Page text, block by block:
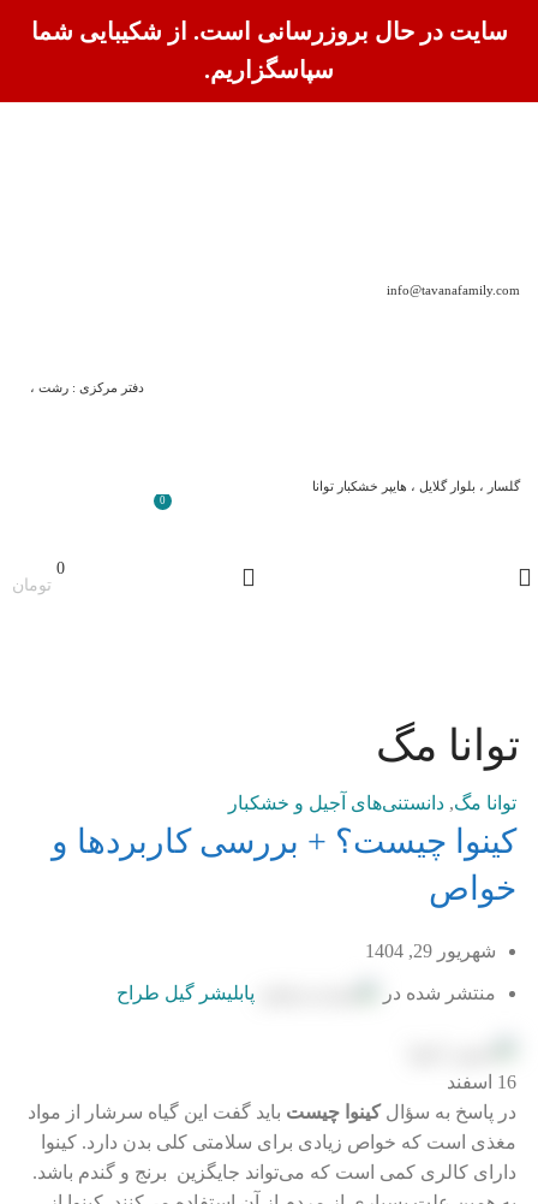
info@tavanafamily.com
دفتر مرکزی : رشت ،
گلسار ، بلوار گلایل ، هایپر خشکبار توانا
0
0
تومان
توانا مگ
توانا مگ, دانستنی‌های آجیل و خشکبار
کینوا چیست؟ + بررسی کاربردها و
خواص
شهریور 29, 1404
منتشر شده در پابلیشر گیل طراح
16 اسفند
در پاسخ به سؤالکینوا چیست باید گفت این گیاه سرشار از مواد
مغذی است که خواص زیادی برای سلامتی کلی بدن دارد. کینوا
دارای کالری کمی است که می‌تواند جایگزین برنج و گندم باشد.
سایت در حال بروزرسانی است. از شکیبایی شما
سپاسگزاریم.